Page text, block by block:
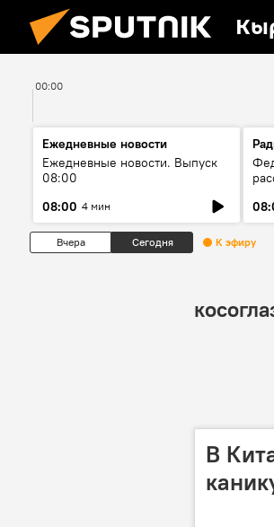
00:00
Ежедневные новости
Ежедневные новости. Выпуск
08:00
08:00 4 мин
Вчера Сегодня К эфиру
В